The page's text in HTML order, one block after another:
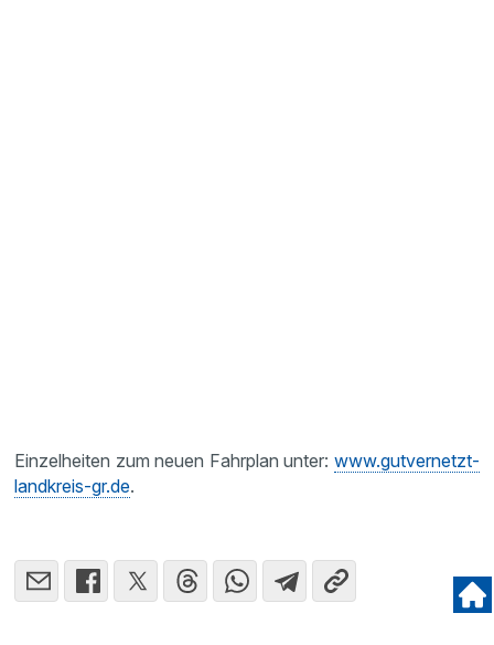
Einzelheiten zum neuen Fahrplan unter: www.gutvernetzt-
landkreis-gr.de.